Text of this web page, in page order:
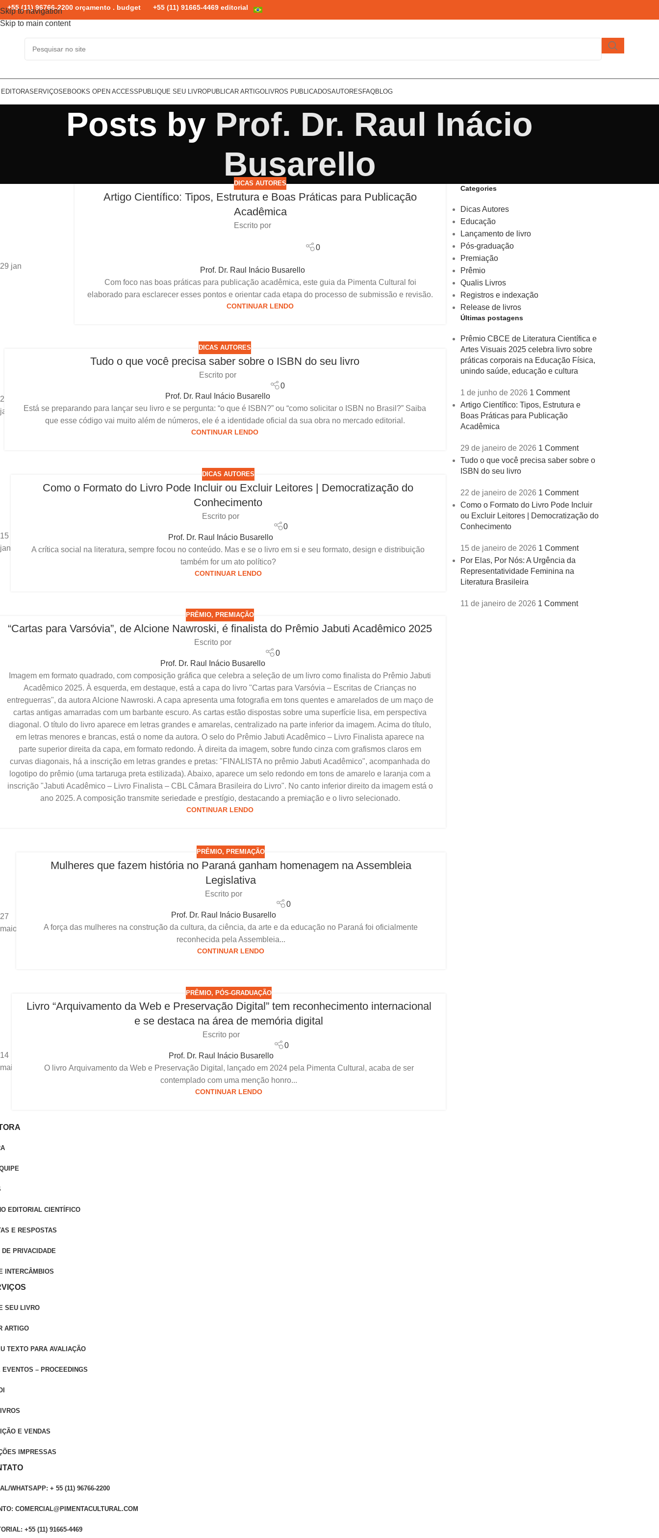
Skip to navigation
Skip to main content
+55 (11) 96766-2200 orçamento . budget +55 (11) 91665-4469 editorial
SERVIÇOS EBOOKS OPEN ACCESS PUBLIQUE SEU LIVROPUBLICAR ARTIGOLIVROS PUBLICADOSAUTORES FAQBLOG
Posts by Prof. Dr. Raul Inácio
Busarello
29 jan
DICAS AUTORES
Artigo Científico: Tipos, Estrutura e Boas Práticas para Publicação
Acadêmica
Escrito por
Prof. Dr. Raul Inácio Busarello
0
Com foco nas boas práticas para publicação acadêmica, este guia da Pimenta Cultural foi
elaborado para esclarecer esses pontos e orientar cada etapa do processo de submissão e revisão.
CONTINUAR LENDO
22
jan
DICAS AUTORES
Tudo o que você precisa saber sobre o ISBN do seu livro
Escrito por
Prof. Dr. Raul Inácio Busarello
0
Está se preparando para lançar seu livro e se pergunta: “o que é ISBN?” ou “como solicitar o ISBN no Brasil?” Saiba
que esse código vai muito além de números, ele é a identidade oficial da sua obra no mercado editorial.
CONTINUAR LENDO
15
jan
DICAS AUTORES
Como o Formato do Livro Pode Incluir ou Excluir Leitores | Democratização do
Conhecimento
Escrito por
Prof. Dr. Raul Inácio Busarello
0
A crítica social na literatura, sempre focou no conteúdo. Mas e se o livro em si e seu formato, design e distribuição
também for um ato político?
CONTINUAR LENDO
PRÊMIO, PREMIAÇÃO
“Cartas para Varsóvia”, de Alcione Nawroski, é finalista do Prêmio Jabuti Acadêmico 2025
Escrito por
Prof. Dr. Raul Inácio Busarello
0
Imagem em formato quadrado, com composição gráfica que celebra a seleção de um livro como finalista do Prêmio Jabuti
Acadêmico 2025. À esquerda, em destaque, está a capa do livro "Cartas para Varsóvia – Escritas de Crianças no
entreguerras", da autora Alcione Nawroski. A capa apresenta uma fotografia em tons quentes e amarelados de um maço de
cartas antigas amarradas com um barbante escuro. As cartas estão dispostas sobre uma superfície lisa, em perspectiva
diagonal. O título do livro aparece em letras grandes e amarelas, centralizado na parte inferior da imagem. Acima do título,
em letras menores e brancas, está o nome da autora. O selo do Prêmio Jabuti Acadêmico – Livro Finalista aparece na
parte superior direita da capa, em formato redondo. À direita da imagem, sobre fundo cinza com grafismos claros em
curvas diagonais, há a inscrição em letras grandes e pretas: "FINALISTA no prêmio Jabuti Acadêmico", acompanhada do
logotipo do prêmio (uma tartaruga preta estilizada). Abaixo, aparece um selo redondo em tons de amarelo e laranja com a
inscrição "Jabuti Acadêmico – Livro Finalista – CBL Câmara Brasileira do Livro". No canto inferior direito da imagem está o
ano 2025. A composição transmite seriedade e prestígio, destacando a premiação e o livro selecionado.
CONTINUAR LENDO
27
maio
PRÊMIO, PREMIAÇÃO
Mulheres que fazem história no Paraná ganham homenagem na Assembleia
Legislativa
Escrito por
Prof. Dr. Raul Inácio Busarello
0
A força das mulheres na construção da cultura, da ciência, da arte e da educação no Paraná foi oficialmente
reconhecida pela Assembleia...
CONTINUAR LENDO
14
maio
PRÊMIO,PÓS-GRADUAÇÃO
Livro “Arquivamento da Web e Preservação Digital” tem reconhecimento internacional
e se destaca na área de memória digital
Escrito por
Prof. Dr. Raul Inácio Busarello
0
O livro Arquivamento da Web e Preservação Digital, lançado em 2024 pela Pimenta Cultural, acaba de ser
contemplado com uma menção honro...
CONTINUAR LENDO
Categories
Dicas Autores
Educação
Lançamento de livro
Pós-graduação
Premiação
Prêmio
Qualis Livros
Registros e indexação
Release de livros
Últimas postagens
Prêmio CBCE de Literatura Científica e
Artes Visuais 2025 celebra livro sobre
práticas corporais na Educação Física,
unindo saúde, educação e cultura
1 de junho de 2026 1 Comment
Artigo Científico: Tipos, Estrutura e
Boas Práticas para Publicação
Acadêmica
29 de janeiro de 2026 1 Comment
Tudo o que você precisa saber sobre o
ISBN do seu livro
22 de janeiro de 2026 1 Comment
Como o Formato do Livro Pode Incluir
ou Excluir Leitores | Democratização do
Conhecimento
15 de janeiro de 2026 1 Comment
Por Elas, Por Nós: A Urgência da
Representatividade Feminina na
Literatura Brasileira
11 de janeiro de 2026 1 Comment
EDITORIAL CIENTÍFICO
E RESPOSTAS
PRIVACIDADE
INTERCÂMBIOS
SEU LIVRO
ARTIGO
TEXTO PARA AVALIAÇÃO
EVENTOS – PROCEEDINGS
E VENDAS
IMPRESSAS
WHATSAPP: + 55 (11) 96766-2200
COMERCIAL@PIMENTACULTURAL.COM
+55 (11) 91665-4469